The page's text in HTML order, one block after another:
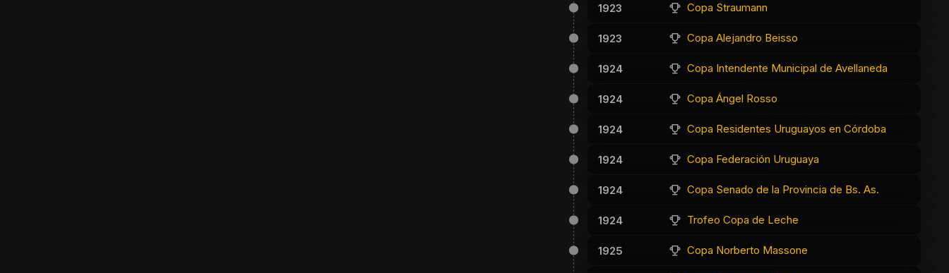
1923 Copa Straumann
1923 Copa Alejandro Beisso
1924 Copa Intendente Municipal de Avellaneda
1924 Copa Ángel Rosso
1924 Copa Residentes Uruguayos en Córdoba
1924 Copa Federación Uruguaya
1924 Copa Senado de la Provincia de Bs. As.
1924 Trofeo Copa de Leche
1925 Copa Norberto Massone